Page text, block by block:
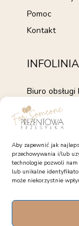
Aby zapewnić jak
przechowywania i/lub
technologie pozwoli
lub unikalne
może niekorzystnie
Pomoc
Kontakt
INFOLINIA
Biuro
+48 735 843
pon. - pt.